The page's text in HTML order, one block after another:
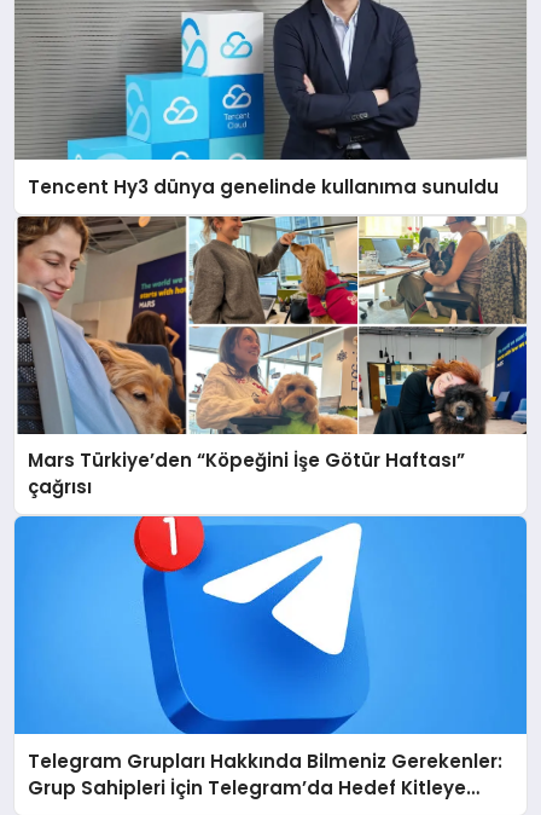
Tencent Hy3 dünya genelinde kullanıma sunuldu
Mars Türkiye’den “Köpeğini İşe Götür Haftası”
çağrısı
Telegram Grupları Hakkında Bilmeniz Gerekenler:
Grup Sahipleri İçin Telegram’da Hedef Kitleye